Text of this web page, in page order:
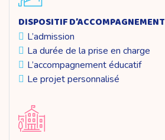
DISPOSITIF D’ACCOMPAGNEMENT
L’admission
La durée de la prise en charge
L’accompagnement éducatif
Le projet personnalisé